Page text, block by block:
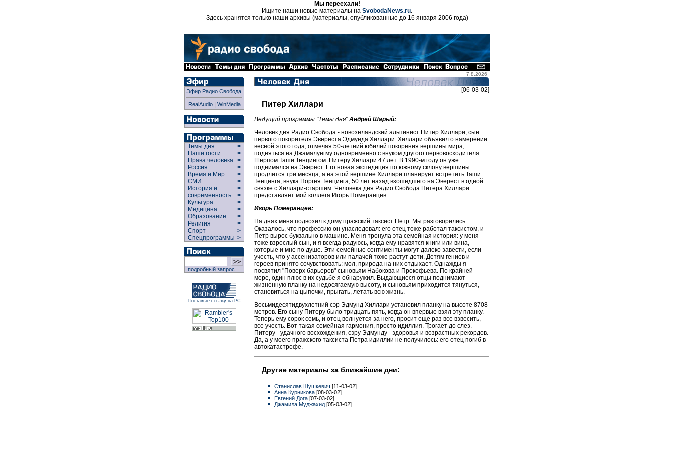
Мы переехали!
Ищите наши новые материалы на SvobodaNews.ru.
Здесь хранятся только наши архивы (материалы, опубликованные до 16 января 2006 года)
7.8.2026
Эфир Радио Свобода
RealAudio| WinMedia
Темы дня
>
Наши гости
>
Права человека >
Россия
>
Время и Мир
>
СМИ
>
История и
современность
>
>
Культура
>
Медицина
>
Образование
>
Религия
>
Спорт
>
Спецпрограммы >
подробный запрос
Поставьте ссылку на РС
[06-03-02]
Питер Хиллари
Ведущий программы "Темы дня"Андрей Шарый:
Человек дня Радио Свобода - новозеландский альпинист Питер Хиллари, сын
первого покорителя Эвереста Эдмунда Хиллари. Хиллари объявил о намерении
весной этого года, отмечая 50-летний юбилей покорения вершины мира,
подняться на Джамалунгму одновременно с внуком другого первовосходителя
Шерпом Таши Тенцингом. Питеру Хиллари 47 лет. В 1990-м году он уже
поднимался на Эверест. Его новая экспедиция по южному склону вершины
продлится три месяца, а на этой вершине Хиллари планирует встретить Таши
Тенцинга, внука Норгея Тенцинга, 50 лет назад взошедшего на Эверест в одной
связке с Хиллари-старшим. Человека дня Радио Свобода Питера Хиллари
представляет мой коллега Игорь Померанцев:
Игорь Померанцев:
На днях меня подвозил к дому пражский таксист Петр. Мы разговорились.
Оказалось, что профессию он унаследовал: его отец тоже работал таксистом, и
Петр вырос буквально в машине. Меня тронула эта семейная история: у меня
тоже взрослый сын, и я всегда радуюсь, когда ему нравятся книги или вина,
которые и мне по душе. Эти семейные сентименты могут далеко завести, если
учесть, что у ассенизаторов или палачей тоже растут дети. Детям гениев и
героев принято сочувствовать: мол, природа на них отдыхает. Однажды я
посвятил "Поверх барьеров" сыновьям Набокова и Прокофьева. По крайней
мере, один плюс в их судьбе я обнаружил. Выдающиеся отцы поднимают
жизненную планку на недосягаемую высоту, и сыновьям приходится тянуться,
становиться на цыпочки, прыгать, летать всю жизнь.
Восьмидесятидвухлетний сэр Эдмунд Хиллари установил планку на высоте 8708
метров. Его сыну Питеру было тридцать пять, когда он впервые взял эту планку.
Теперь ему сорок семь, и отец волнуется за него, просит еще раз все взвесить,
все учесть. Вот такая семейная гармония, просто идиллия. Трогает до слез.
Питеру - удачного восхождения, сэру Эдмунду - здоровья и возрастных рекордов.
Да, а у моего пражского таксиста Петра идиллии не получилось: его отец погиб в
автокатастрофе.
Другие материалы за ближайшие дни:
Станислав Шушкевич [11-03-02]
Анна Курникова [08-03-02]
Евгений Дога [07-03-02]
Джамила Муджахид [05-03-02]